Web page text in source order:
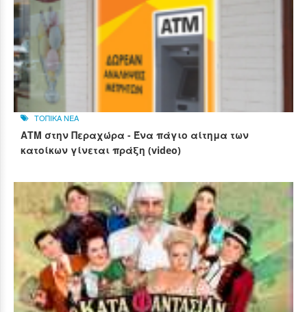
ΤΟΠΙΚΑ ΝΕΑ
ΑΤΜ στην Περαχώρα - Ένα πάγιο αίτημα των
κατοίκων γίνεται πράξη (video)